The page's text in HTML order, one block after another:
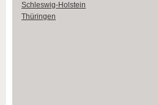
Schleswig-Holstein
Thüringen